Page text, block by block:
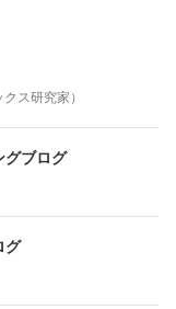
ス研究家）
グブログ
グ